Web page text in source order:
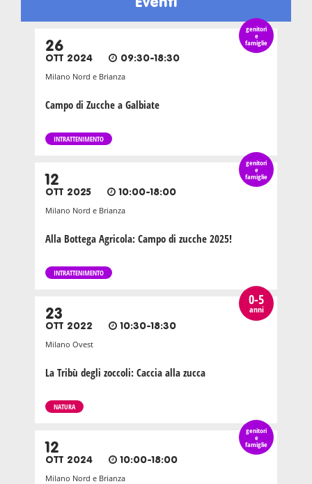
genitori
e
famiglie
26
OTT 2024 09:30-18:30
Milano Nord e Brianza
Campo di Zucche a Galbiate
INTRATTENIMENTO
genitori
e
famiglie
12
OTT 2025 10:00-18:00
Milano Nord e Brianza
Alla Bottega Agricola: Campo di zucche 2025!
INTRATTENIMENTO
0-5
anni
23
OTT 2022 10:30-18:30
Milano Ovest
La Tribù degli zoccoli: Caccia alla zucca
NATURA
genitori
e
famiglie
12
OTT 2024 10:00-18:00
Milano Nord e Brianza